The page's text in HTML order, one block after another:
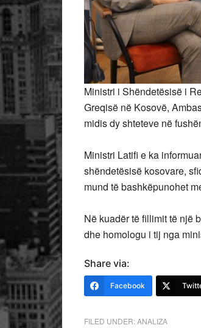
Ministri i Shëndetësisë i
Greqisë në Kosovë,
midis dy shteteve në
Ministri Latifi e ka
shëndetësisë kosovare,
mund të bashkëpunohet
Në kuadër të fillimit të një
dhe homologu i tij nga
Share via:
Facebook
FILED UNDER:ANALIZA